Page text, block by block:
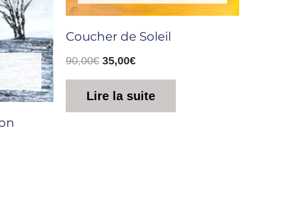
Coucher de Soleil
90,00€ 35,00€
Lire la suite